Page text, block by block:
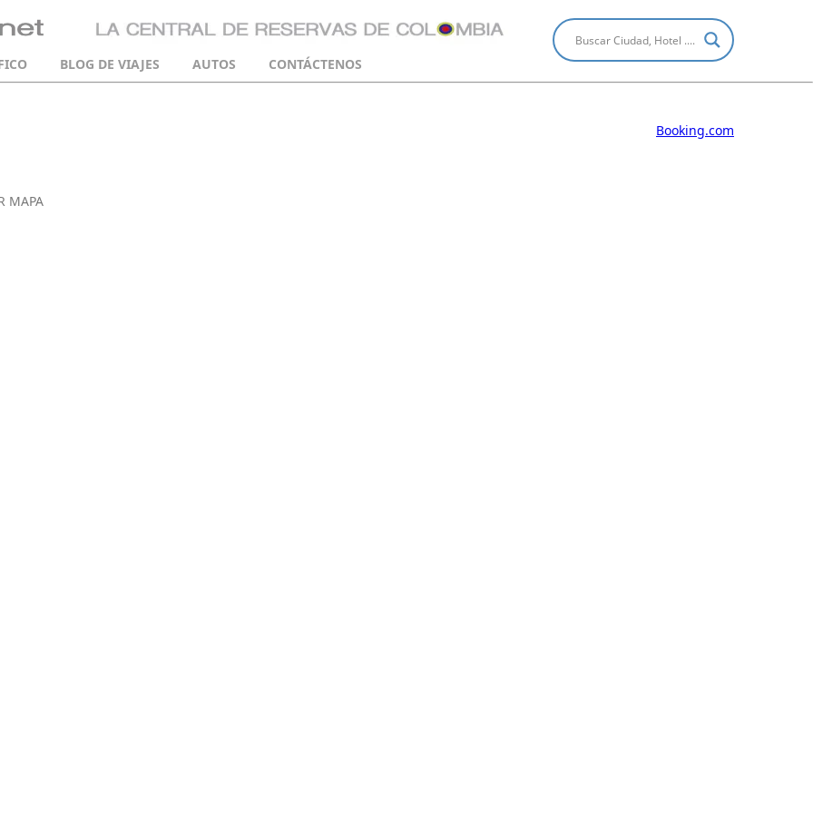
BLOG DE VIAJES AUTOS CONTÁCTENOS
MAPA
Booking.com